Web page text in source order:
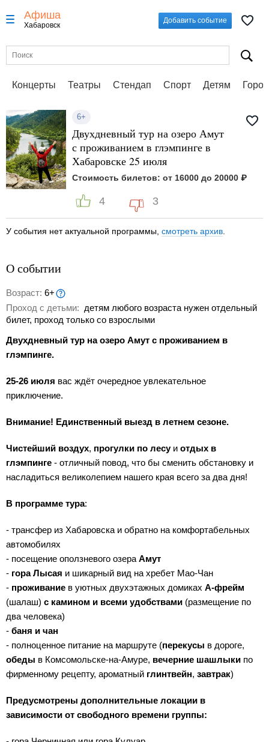
Афиша
Хабаровск
Добавить событие
Концерты Театры Стендап Спорт Детям
6+
Двухдневный тур на озеро Амут
с проживанием в глэмпинге в
Хабаровске 25 июля
Стоимость билетов: от 16000 до 20000 ₽
4 3
У события нет актуальной программы, смотреть архив
О событии
Возраст: 6+
Проход с детьми: детям любого возраста нужен отдельный
билет, проход только со взрослыми
Двухдневный тур на озеро Амут с проживанием в
глэмпинге.
25-26 июля вас ждёт очередное увлекательное
приключение.
Внимание! Единственный выезд в летнем сезоне.
Чистейший воздух, прогулки по лесуи отдых в
глэмпинге - отличный повод, что бы сменить обстановку и
насладиться великолепием нашего края всего за два дня!
В программе тура:
- трансфер из Хабаровска и обратно на комфортабельных
автомобилях
- посещение оползневого озера Амут
- гора Лысая и шикарный вид на хребет Мао-Чан
- проживание в уютных двухэтажных домиках А-фрейм
(шалаш) с камином и всеми удобствами (размещение по
два человека)
- баня и чан
- полноценное питание на маршруте (перекусы в дороге,
обеды в Комсомольске-на-Амуре, вечерние шашлыки по
фирменному рецепту, ароматный глинтвейн, завтрак)
Предусмотрены дополнительные локации в
зависимости от свободного времени группы: